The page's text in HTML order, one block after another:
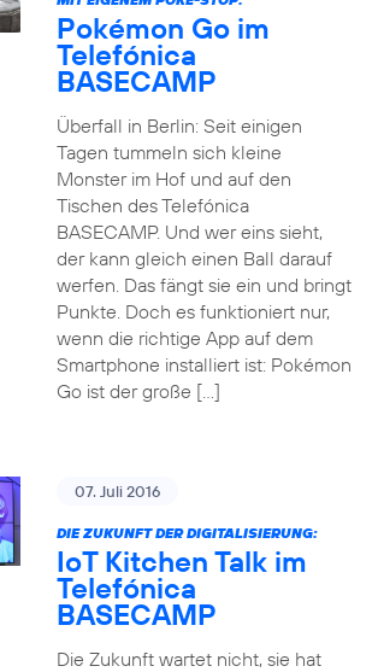
Pokémon Go im
Telefónica
BASECAMP
Überfall in Berlin: Seit einigen
Tagen tummeln sich kleine
Monster im Hof und auf den
Tischen des Telefónica
BASECAMP. Und wer eins sieht,
der kann gleich einen Ball darauf
werfen. Das fängt sie ein und bringt
Punkte. Doch es funktioniert nur,
wenn die richtige App auf dem
Smartphone installiert ist: Pokémon
Go ist der große […]
07. Juli 2016
DIE ZUKUNFT DER DIGITALISIERUNG:
IoT Kitchen Talk im
Telefónica
BASECAMP
Die Zukunft wartet nicht, sie hat